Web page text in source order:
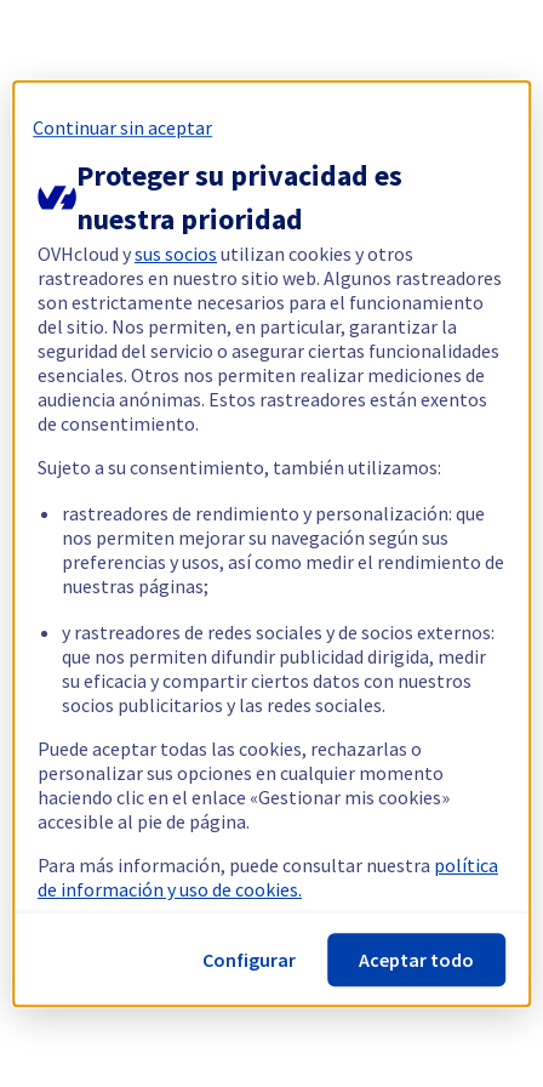
Continuar sin aceptar
Proteger su privacidad es
nuestra prioridad
OVHcloud ysus socios utilizan cookies y otros
rastreadores en nuestro sitio web. Algunos rastreadores
son estrictamente necesarios para el funcionamiento
del sitio. Nos permiten, en particular, garantizar la
seguridad del servicio o asegurar ciertas funcionalidades
esenciales. Otros nos permiten realizar mediciones de
audiencia anónimas. Estos rastreadores están exentos
de consentimiento.
Sujeto a su consentimiento, también utilizamos:
rastreadores de rendimiento y personalización: que
nos permiten mejorar su navegación según sus
preferencias y usos, así como medir el rendimiento de
nuestras páginas;
y rastreadores de redes sociales y de socios externos:
que nos permiten difundir publicidad dirigida, medir
su eficacia y compartir ciertos datos con nuestros
socios publicitarios y las redes sociales.
Puede aceptar todas las cookies, rechazarlas o
personalizar sus opciones en cualquier momento
haciendo clic en el enlace «Gestionar mis cookies»
accesible al pie de página.
Para más información, puede consultar nuestra política
de información y uso de cookies.
Configurar Aceptar todo